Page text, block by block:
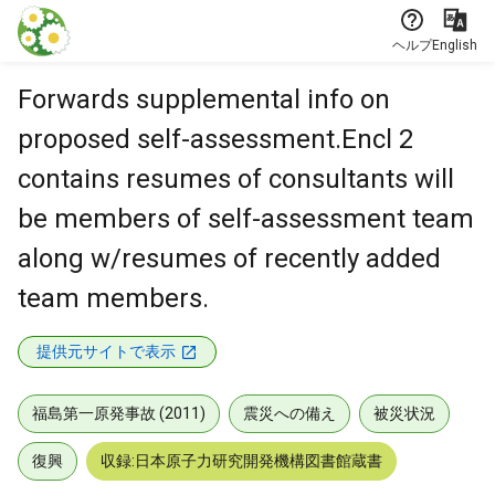
本文に飛ぶ
ヘルプEnglish
Forwards supplemental info on
proposed self-assessment.Encl 2
contains resumes of consultants will
be members of self-assessment team
along w/resumes of recently added
team members.
提供元サイトで表示
福島第一原発事故 (2011) 震災への備え 被災状況
復興 収録:日本原子力研究開発機構図書館蔵書